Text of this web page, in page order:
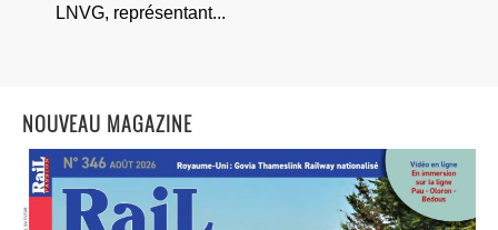
LNVG, représentant...
NOUVEAU MAGAZINE